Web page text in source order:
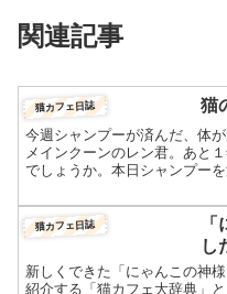
関連記事
猫カフェ日誌 猫
今週シャンプーが済んだ、体
メインクーンのレン君。あと
でしょうか。本日シャンプー
い...
猫カフェ日誌
し
新しくできた「にゃんこの神
紹介する「猫カフェ大辞典」